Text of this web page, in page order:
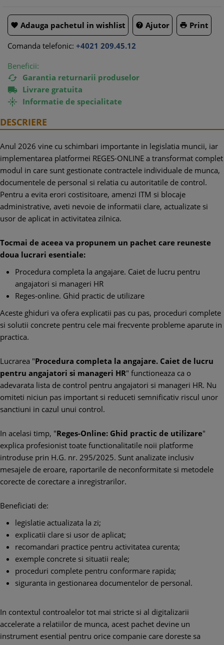
 Adauga pachetul in wishlist  Ajutor  Print
Comanda telefonic: +4021 209.45.12
Beneficii:
 Garantia returnarii produselor
 Livrare gratuita
 Informatie de specialitate
DESCRIERE
Anul 2026 vine cu schimbari importante in legislatia muncii, iar
implementarea platformei REGES-ONLINE a transformat complet
modul in care sunt gestionate contractele individuale de munca,
documentele de personal si relatia cu autoritatile de control.
Pentru a evita erori costisitoare, amenzi ITM si blocaje
administrative, aveti nevoie de informatii clare, actualizate si
usor de aplicat in activitatea zilnica.
Tocmai de aceea va propunem un pachet care reuneste
doua lucrari esentiale:
Procedura completa la angajare. Caiet de lucru pentru
angajatori si manageri HR
Reges-online. Ghid practic de utilizare
Aceste ghiduri va ofera explicatii pas cu pas, proceduri complete
si solutii concrete pentru cele mai frecvente probleme aparute in
practica.
Lucrarea "Procedura completa la angajare. Caiet de lucru
pentru angajatori si manageri HR" functioneaza ca o
adevarata lista de control pentru angajatori si manageri HR. Nu
omiteti niciun pas important si reduceti semnificativ riscul unor
sanctiuni in cazul unui control.
In acelasi timp, "Reges-Online: Ghid practic de utilizare"
explica profesionist toate functionalitatile noii platforme
introduse prin H.G. nr. 295/2025. Sunt analizate inclusiv
mesajele de eroare, raportarile de neconformitate si metodele
corecte de corectare a inregistrarilor.
Beneficiati de:
legislatie actualizata la zi;
explicatii clare si usor de aplicat;
recomandari practice pentru activitatea curenta;
exemple concrete si situatii reale;
proceduri complete pentru conformare rapida;
siguranta in gestionarea documentelor de personal.
In contextul controalelor tot mai stricte si al digitalizarii
accelerate a relatiilor de munca, acest pachet devine un
instrument esential pentru orice companie care doreste sa